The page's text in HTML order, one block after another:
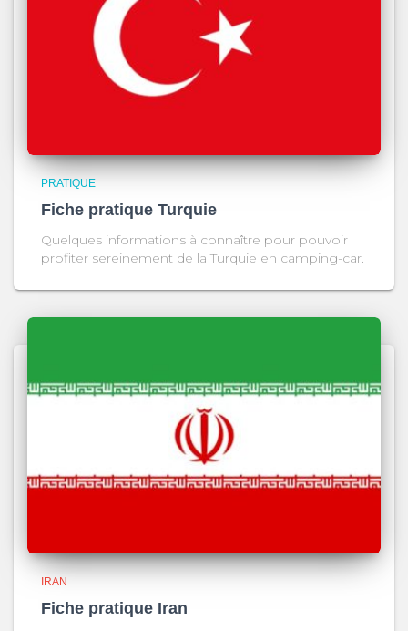
PRATIQUE
Fiche pratique Turquie
Quelques informations à connaître pour pouvoir
profiter sereinement de la Turquie en camping-car.
IRAN
Fiche pratique Iran